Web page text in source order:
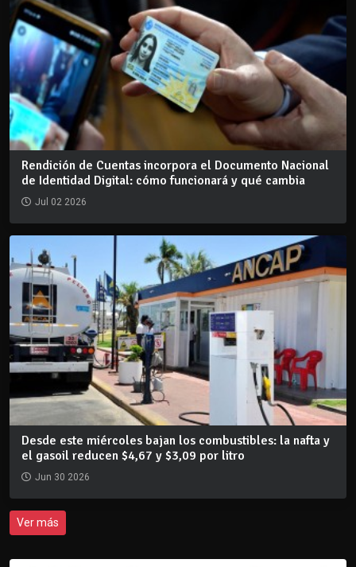
Rendición de Cuentas incorpora el Documento Nacional
de Identidad Digital: cómo funcionará y qué cambia
Jul 02 2026
Desde este miércoles bajan los combustibles: la nafta y
el gasoil reducen $4,67 y $3,09 por litro
Jun 30 2026
Ver más